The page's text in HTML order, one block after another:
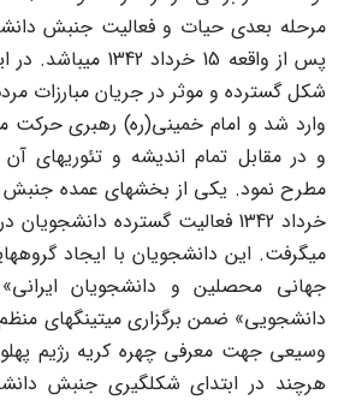
مرحله بعدی حیات و فعالیت جنبش
پس از واقعه 15
شکل گسترده و موثر در جریان مبارزات
وارد شد و امام خمینی(ره) رهبری حرکت
و در مقابل تمام اندیشه و تئوریهای
خرداد 1342 فعالیت گسترده
می‏گرفت. این دانشجویان با ایجاد
جهانی محصلین و دانشجویان
دانشجویی» ضمن برگزاری میتینگهای
وسیعی جهت معرفی چهره کریه رژیم
هرچند در ابتدای شکل‏گیری جنبش